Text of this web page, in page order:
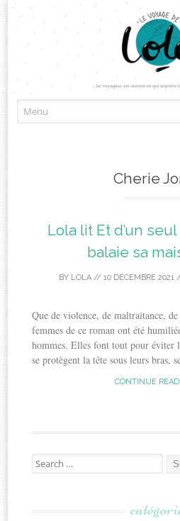
to
Cherie
Lola lit Et d’un
balaie sa
BY LOLA// 10 DÉCEMBRE 2021
Que de violence, de maltraitance,
femmes de ce roman ont été
hommes. Elles font tout pour éviter
se protègent la tête sous leurs bras,
CONTINUE
Search
for: